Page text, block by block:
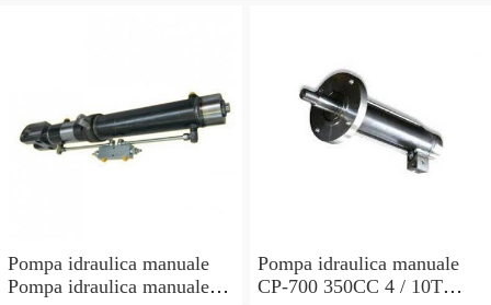
Pompa idraulica manuale
Pompa idraulica manuale
Pompa idraulica manuale
CP-700 350CC 4 / 10T